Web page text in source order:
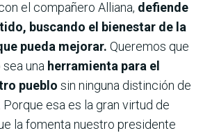
el compañero Alliana, defiende
buscando el bienestar de la
pueda mejorar. Queremos que
una herramienta para el
pueblo sin ninguna distinción de
esa es la gran virtud de
la fomenta nuestro presidente